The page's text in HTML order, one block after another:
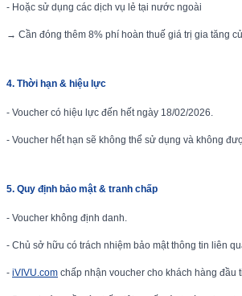
- Hoặc sử dụng các dịch vụ lẻ tại nước ngoài
→ Cần đóng thêm 8% phí hoàn thuế giá trị gia tăng
4. Thời hạn & hiệu lực
- Voucher có hiệu lực đến hết ngày 18/02/2026.
- Voucher hết hạn sẽ không thể sử dụng và không
5. Quy định bảo mật & tranh chấp
- Voucher không định danh.
- Chủ sở hữu có trách nhiệm bảo mật thông tin liên
- iVIVU.com chấp nhận voucher cho khách hàng đầu